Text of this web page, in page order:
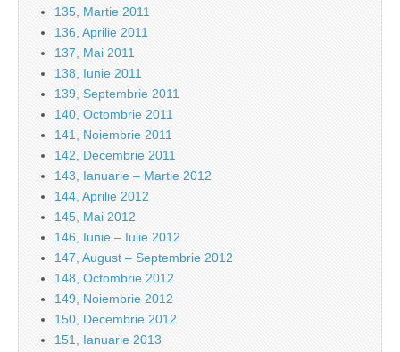
135, Martie 2011
136, Aprilie 2011
137, Mai 2011
138, Iunie 2011
139, Septembrie 2011
140, Octombrie 2011
141, Noiembrie 2011
142, Decembrie 2011
143, Ianuarie – Martie 2012
144, Aprilie 2012
145, Mai 2012
146, Iunie – Iulie 2012
147, August – Septembrie 2012
148, Octombrie 2012
149, Noiembrie 2012
150, Decembrie 2012
151, Ianuarie 2013